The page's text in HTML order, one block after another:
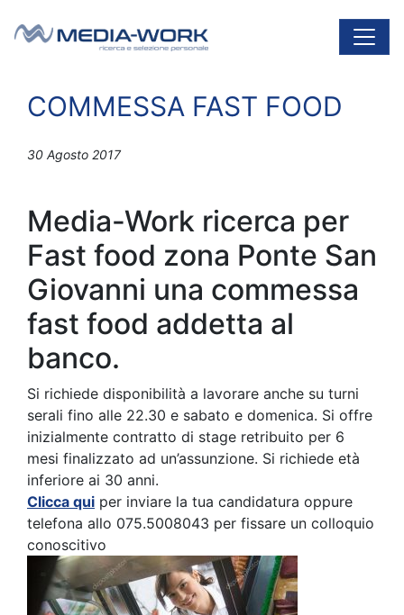
Navigazione principale
COMMESSA FAST FOOD
30 Agosto 2017
Media-Work ricerca per
Fast food zona Ponte San
Giovanni una commessa
fast food addetta al
banco.
Si richiede disponibilità a lavorare anche su turni
serali fino alle 22.30 e sabato e domenica. Si offre
inizialmente contratto di stage retribuito per 6
mesi finalizzato ad un’assunzione. Si richiede età
inferiore ai 30 anni.
Clicca qui per inviare la tua candidatura oppure
telefona allo 075.5008043 per fissare un colloquio
conoscitivo